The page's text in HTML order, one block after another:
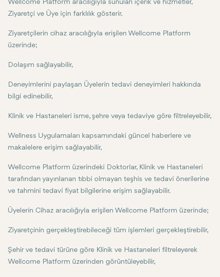
Wellcome Platform aracılığıyla sunulan içerik ve hizmetler,
Ziyaretçi ve Üye için farklılık gösterir.
Ziyaretçilerin cihaz aracılığıyla erişilen Wellcome Platform
üzerinde;
Dolaşım sağlayabilir,
Deneyimlerini paylaşan Üyelerin tedavi deneyimleri hakkında
bilgi edinebilir,
Klinik ve Hastaneleri isme, şehre veya tedaviye göre filtreleyebilir,
Wellness Uygulamaları kapsamındaki güncel haberlere ve
makalelere erişim sağlayabilir,
Wellcome Platform üzerindeki Doktorlar, Klinik ve Hastaneleri
tarafından yayınlanan tıbbi olmayan teşhis ve tedavi önerilerine
ve tahmini tedavi fiyat bilgilerine erişim sağlayabilir.
Üyelerin Cihaz aracılığıyla erişilen Wellcome Platform üzerinde;
Ziyaretçinin gerçekleştirebileceği tüm işlemleri gerçekleştirebilir,
Şehir ve tedavi türüne göre Klinik ve Hastaneleri filtreleyerek
Wellcome Platform üzerinden görüntüleyebilir,